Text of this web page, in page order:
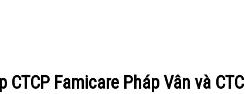
CTCP Famicare Pháp Vân và